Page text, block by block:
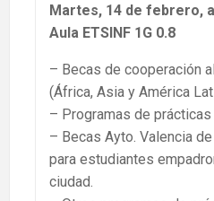
Martes, 14 de febrero,
Aula ETSINF 1G 0.8
– Becas de cooperación
(África, Asia y América
– Programas de
– Becas Ayto. Valencia
para estudiantes
ciudad.